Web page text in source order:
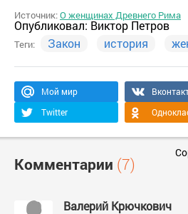
Источник:О женщинах Древнего Рима
Опубликовал: Виктор Петров
Теги: Закон история
Мой мир
Twitter
Комментарии (7)
Валерий Крючкович